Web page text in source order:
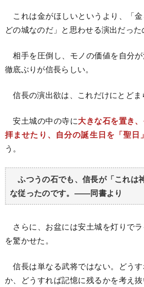
これは金がほしいというより、「
どの城なのだ」と思わせる演出だった
相手を圧倒し、モノの価値を自分
徹底ぶりが信長らしい。
信長の演出欲は、これだけにとどま
安土城の中の寺に大きな石を置き
拝ませたり、自分の誕生日を「聖日
う。
ふつうの石でも、信長が「これは
な従ったのです。――同書より
さらに、お盆には安土城を灯りで
を驚かせた。
信長は単なる武将ではない。どう
か、どうすれば記憶に残るかを考え